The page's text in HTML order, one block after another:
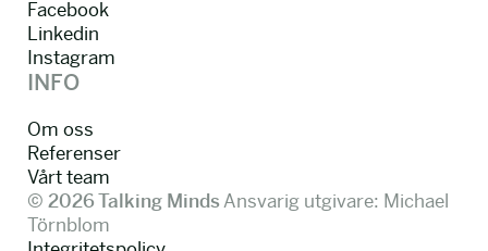
Facebook
Linkedin
Instagram
INFO
Om oss
Referenser
Vårt team
© 2026 Talking MindsAnsvarig utgivare: Michael
Törnblom